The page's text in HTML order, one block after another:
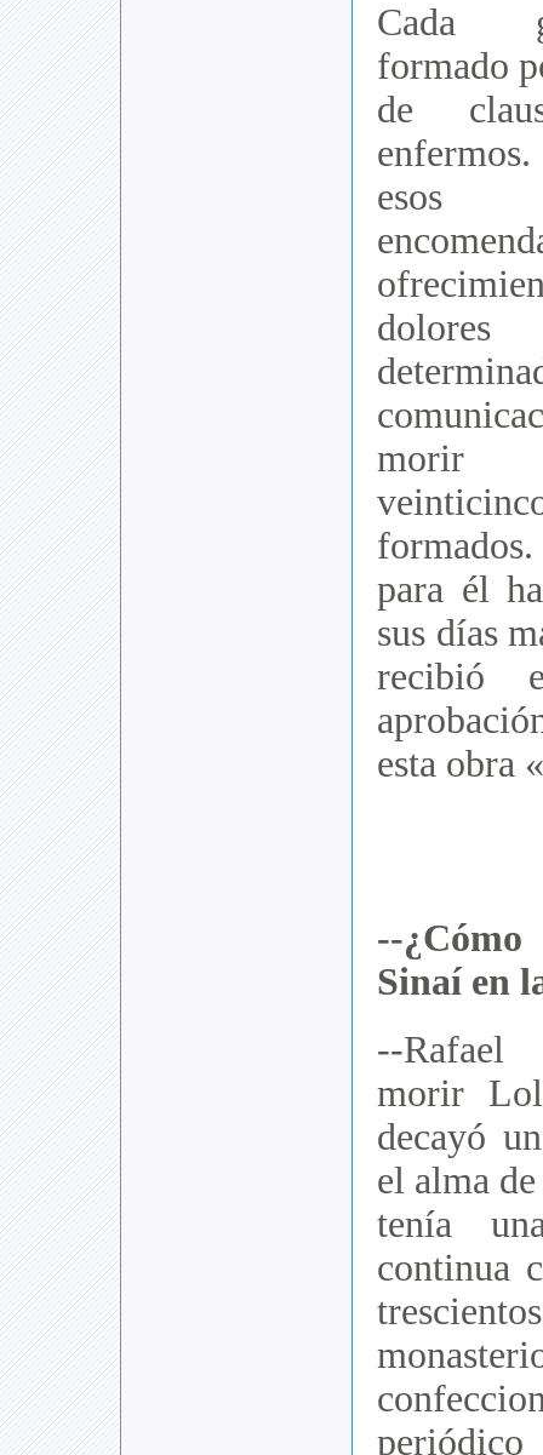
Cada
formado
de
esos
morir
para él
sus días
recibió
esta obra
--
Sinaí en
--
morir
decayó
el alma
tenía
continua